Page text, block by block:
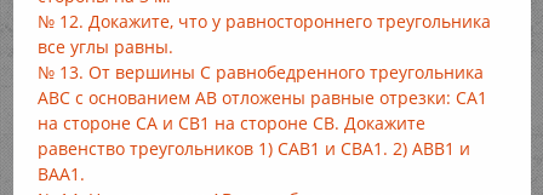
№ 12. Докажите, что у равностороннего треугольника
все углы равны.
№ 13. От вершины С равнобедренного треугольника
АВС с основанием АВ отложены равные отрезки: СА1
на стороне СА и СВ1 на стороне СВ. Докажите
равенство треугольников 1) САВ1 и СВА1. 2) АВВ1 и
ВАА1.